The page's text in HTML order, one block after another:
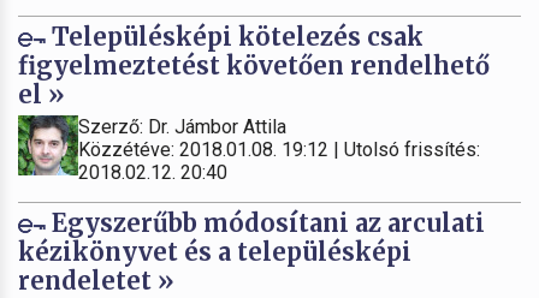
Településképi kötelezés csak
figyelmeztetést követően rendelhető
el »
Szerző: Dr. Jámbor Attila
Közzétéve: 2018.01.08. 19:12 | Utolsó frissítés:
2018.02.12. 20:40
Egyszerűbb módosítani az arculati
kézikönyvet és a településképi
rendeletet »